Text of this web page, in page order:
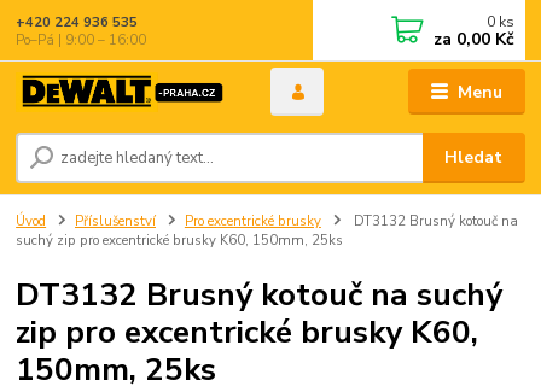
Menu
Hledat
+420 224 936 535
Po–Pá | 9:00 – 16:00
0 ks
za 0,00 Kč
Úvod Příslušenství Pro excentrické brusky
DT3132 Brusný kotouč na
suchý zip pro excentrické brusky K60, 150mm, 25ks
DT3132 Brusný kotouč na suchý
zip pro excentrické brusky K60,
150mm, 25ks